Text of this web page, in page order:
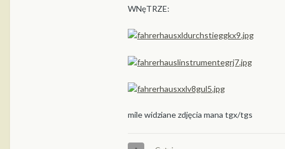
WNęTRZE:
mile widziane zdjęcia mana tgx/tgs